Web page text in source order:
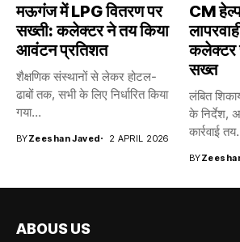
मऊगंज में LPG वितरण पर
सख्ती: कलेक्टर ने तय किया
आवंटन प्रतिशत
शैक्षणिक संस्थानों से लेकर होटल-
ढाबों तक, सभी के लिए निर्धारित किया
गया...
BYZeeshan Javed 2 APRIL 2026
CM
कलेक्टर
सख्त
लंबित
के निर्देश,
कार्रवाई
BY
ABOUS US